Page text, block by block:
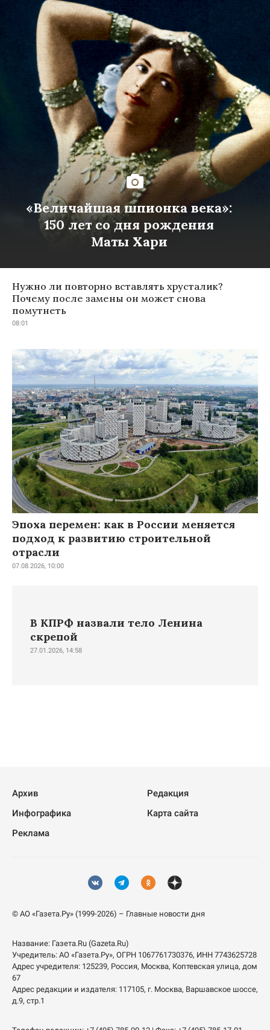
«Величайшая шпионка века»:
150 лет со дня рождения
Маты Хари
Нужно ли повторно вставлять хрусталик?
Почему после замены он может снова
помутнеть
08:01
Эпоха перемен: как в России меняется
подход к развитию строительной
отрасли
07.08.2026, 10:00
В КПРФ назвали тело Ленина
скрепой
27.01.2026, 14:58
Архив
Редакция
Инфографика
Карта сайта
Реклама
© АО «Газета.Ру» (1999-2026) – Главные новости дня
Название: Газета.Ru (Gazeta.Ru)
Учредитель: АО «Газета.Ру», ОГРН 1067761730376, ИНН 7743625728
Адрес учредителя: 125239, Россия, Москва, Коптевская улица, дом
67
Адрес редакции и издателя: 117105, г. Москва, Варшавское шоссе,
д.9, стр.1